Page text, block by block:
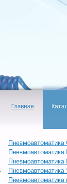
Главная
Пневмоавтоматика
Пневмоавтоматика
Пневмоавтоматика
Пневмоавтоматика